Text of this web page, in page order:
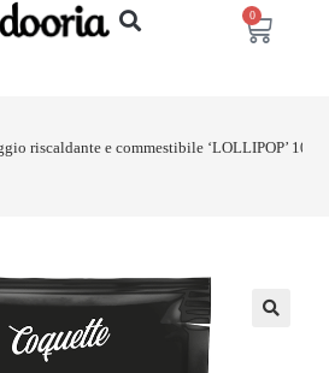
0
riscaldante e commestibile ‘LOLLIPOP’ 10